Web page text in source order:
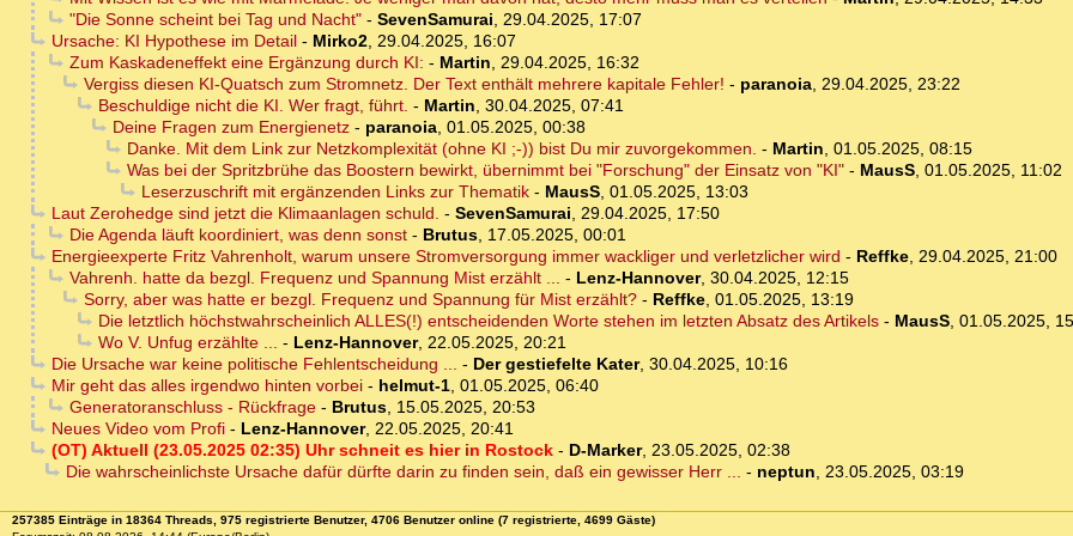
"Die Sonne scheint bei Tag und Nacht"- SevenSamurai, 29.04.2025, 17:07
Ursache: KI Hypothese im Detail- Mirko2, 29.04.2025, 16:07
Zum Kaskadeneffekt eine Ergänzung durch KI: - Martin, 29.04.2025, 16:32
Vergiss diesen KI-Quatsch zum Stromnetz. Der Text enthält mehrere kapitale Fehler! - paranoia, 29.04.2025, 23:22
Beschuldige nicht die KI. Wer fragt, führt. - Martin, 30.04.2025, 07:41
Deine Fragen zum Energienetz- paranoia, 01.05.2025, 00:38
Danke. Mit dem Link zur Netzkomplexität (ohne KI ;-)) bist Du mir zuvorgekommen. - Martin, 01.05.2025, 08:15
Was bei der Spritzbrühe das Boostern bewirkt, übernimmt bei "Forschung" der Einsatz von "KI"- MausS, 01.05.2025, 11:02
Leserzuschrift mit ergänzenden Links zur Thematik- MausS, 01.05.2025, 13:03
Laut Zerohedge sind jetzt die Klimaanlagen schuld. - SevenSamurai, 29.04.2025, 17:50
Die Agenda läuft koordiniert, was denn sonst- Brutus, 17.05.2025, 00:01
Energieexperte Fritz Vahrenholt, warum unsere Stromversorgung immer wackliger und verletzlicher wird - Reffke, 29.04.2025, 21:00
Vahrenh. hatte da bezgl. Frequenz und Spannung Mist erzählt ... - Lenz-Hannover, 30.04.2025, 12:15
Sorry, aber was hatte er bezgl. Frequenz und Spannung für Mist erzählt?- Reffke, 01.05.2025, 13:19
Die letztlich höchstwahrscheinlich ALLES(!) entscheidenden Worte stehen im letzten Absatz des Artikels- MausS, 01.05.2025,
Wo V. Unfug erzählte ... - Lenz-Hannover, 22.05.2025, 20:21
Die Ursache war keine politische Fehlentscheidung ... - Der gestiefelte Kater, 30.04.2025, 10:16
Mir geht das alles irgendwo hinten vorbei- helmut-1, 01.05.2025, 06:40
Generatoranschluss - Rückfrage- Brutus, 15.05.2025, 20:53
Neues Video vom Profi- Lenz-Hannover, 22.05.2025, 20:41
(OT) Aktuell (23.05.2025 02:35) Uhr schneit es hier in Rostock- D-Marker, 23.05.2025, 02:38
Die wahrscheinlichste Ursache dafür dürfte darin zu finden sein, daß ein gewisser Herr ... - neptun, 23.05.2025, 03:19
257385 Einträge in 18364 Threads, 975 registrierte Benutzer, 4706 Benutzer online (7 registrierte, 4699 Gäste)